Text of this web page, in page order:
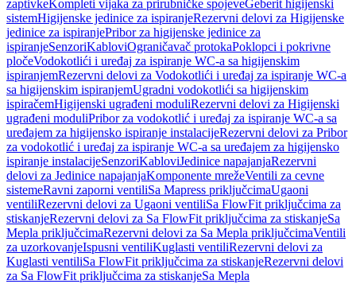
zaptivkeKompleti vijaka za prirubničke spojeveGeberit higijenski
sistemHigijenske jedinice za ispiranjeRezervni delovi za Higijenske
jedinice za ispiranjePribor za higijenske jedinice za
ispiranjeSenzoriKabloviOgraničavač protokaPoklopci i pokrivne
pločeVodokotlići i uređaj za ispiranje WC-a sa higijenskim
ispiranjemRezervni delovi za Vodokotlići i uređaj za ispiranje WC-a
sa higijenskim ispiranjemUgradni vodokotlići sa higijenskim
ispiračemHigijenski ugrađeni moduliRezervni delovi za Higijenski
ugrađeni moduliPribor za vodokotlić i uređaj za ispiranje WC-a sa
uređajem za higijensko ispiranje instalacijeRezervni delovi za Pribor
za vodokotlić i uređaj za ispiranje WC-a sa uređajem za higijensko
ispiranje instalacijeSenzoriKabloviJedinice napajanjaRezervni
delovi za Jedinice napajanjaKomponente mrežeVentili za cevne
sistemeRavni zaporni ventiliSa Mapress priključcimaUgaoni
ventiliRezervni delovi za Ugaoni ventiliSa FlowFit priključcima za
stiskanjeRezervni delovi za Sa FlowFit priključcima za stiskanjeSa
Mepla priključcimaRezervni delovi za Sa Mepla priključcimaVentili
za uzorkovanjeIspusni ventiliKuglasti ventiliRezervni delovi za
Kuglasti ventiliSa FlowFit priključcima za stiskanjeRezervni delovi
za Sa FlowFit priključcima za stiskanjeSa Mepla